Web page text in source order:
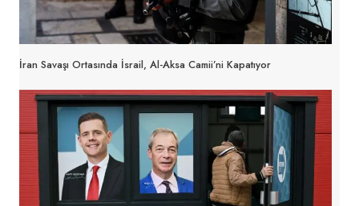
İran Savaşı Ortasında İsrail, Al-Aksa Camii’ni Kapatıyor